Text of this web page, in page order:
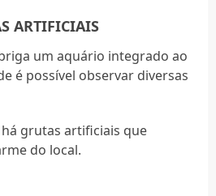
ARTIFICIAIS
um aquário integrado ao
é possível observar diversas
grutas artificiais que
do local.